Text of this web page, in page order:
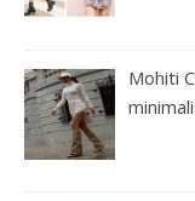
Mohiti